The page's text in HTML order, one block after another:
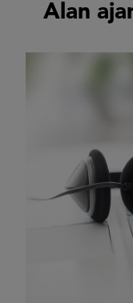
Alan